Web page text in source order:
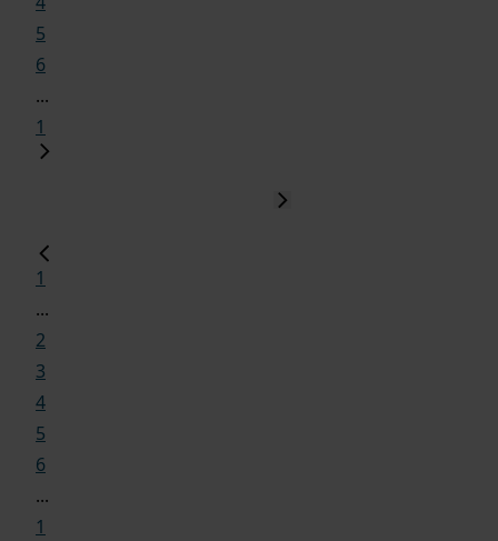
5
6
...
1
1
...
2
3
4
5
6
...
1